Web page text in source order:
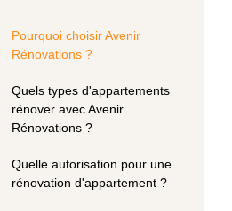
Pourquoi choisir Avenir
Rénovations ?
Quels types d'appartements
rénover avec Avenir
Rénovations ?
Quelle autorisation pour une
rénovation d'appartement ?